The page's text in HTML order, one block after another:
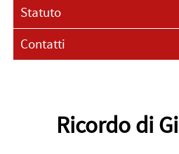
Statuto
Contatti
Ricordo di